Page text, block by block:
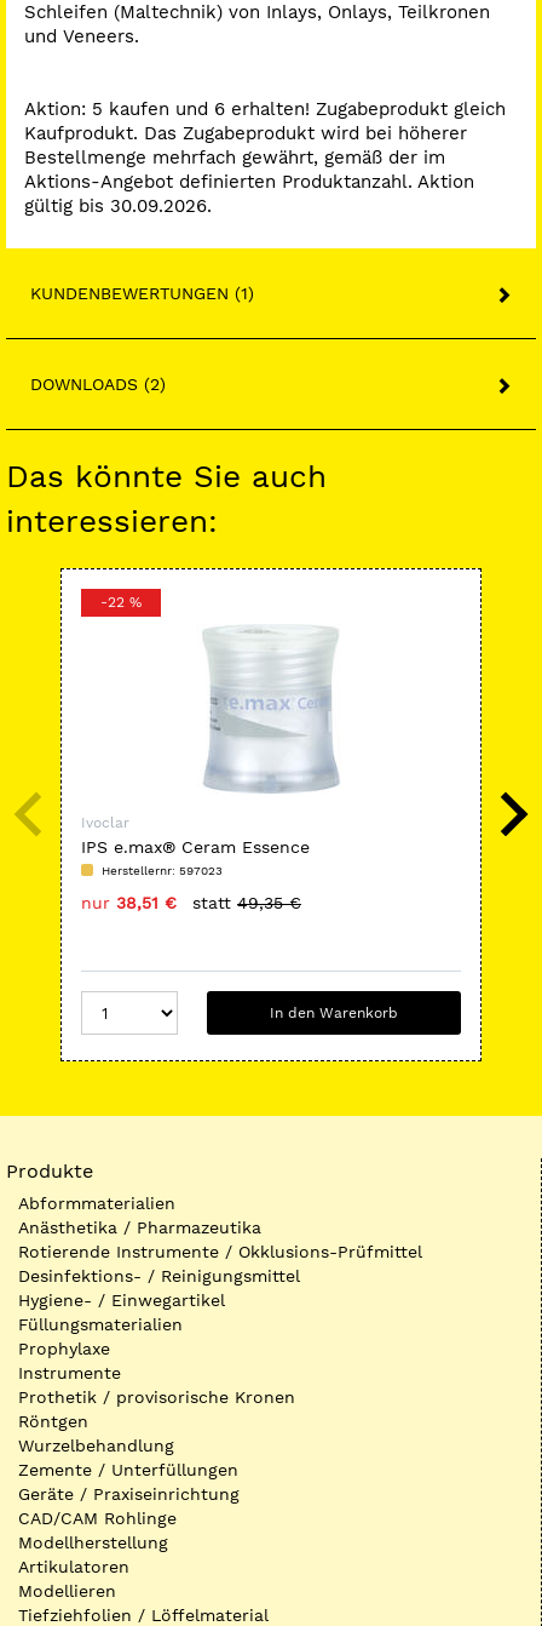
Schleifen (Maltechnik) von Inlays, Onlays, Teilkronen
und Veneers.
Aktion: 5 kaufen und 6 erhalten! Zugabeprodukt gleich
Kaufprodukt. Das Zugabeprodukt wird bei höherer
Bestellmenge mehrfach gewährt, gemäß der im
Aktions-Angebot definierten Produktanzahl. Aktion
gültig bis 30.09.2026.
KUNDENBEWERTUNGEN (1)
DOWNLOADS (2)
Das könnte Sie auch
interessieren:
-22 %
Ivoclar
IPS e.max® Ceram Essence
Herstellernr: 597023
nur 38,51 € statt 49,35 €
In den Warenkorb
Produkte
Abformmaterialien
Anästhetika / Pharmazeutika
Rotierende Instrumente / Okklusions-Prüfmittel
Desinfektions- / Reinigungsmittel
Hygiene- / Einwegartikel
Füllungsmaterialien
Prophylaxe
Instrumente
Prothetik / provisorische Kronen
Röntgen
Wurzelbehandlung
Zemente / Unterfüllungen
Geräte / Praxiseinrichtung
CAD/CAM Rohlinge
Modellherstellung
Artikulatoren
Modellieren
Tiefziehfolien / Löffelmaterial